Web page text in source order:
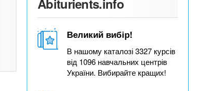
Abiturients.info
Великий вибір!
В нашому каталозі 3327 курсів
від 1096 навчальних центрів
України. Вибирайте кращих!